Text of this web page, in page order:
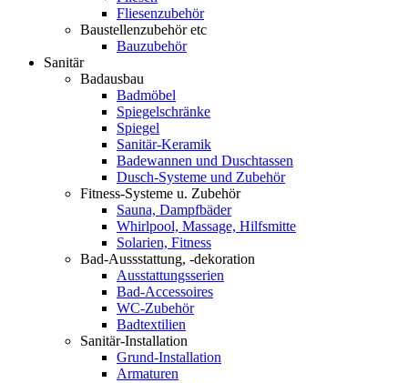
Fliesenzubehör
Baustellenzubehör etc
Bauzubehör
Sanitär
Badausbau
Badmöbel
Spiegelschränke
Spiegel
Sanitär-Keramik
Badewannen und Duschtassen
Dusch-Systeme und Zubehör
Fitness-Systeme u. Zubehör
Sauna, Dampfbäder
Whirlpool, Massage, Hilfsmitte
Solarien, Fitness
Bad-Aussstattung, -dekoration
Ausstattungsserien
Bad-Accessoires
WC-Zubehör
Badtextilien
Sanitär-Installation
Grund-Installation
Armaturen